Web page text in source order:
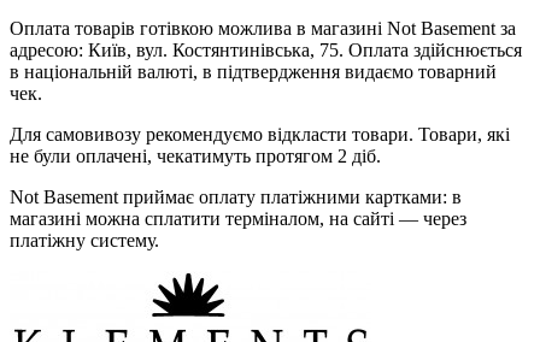
Оплата товарів готівкою можлива в магазині Not Basement за
адресою: Київ, вул. Костянтинівська, 75. Оплата здійснюється
в національній валюті, в підтвердження видаємо товарний
чек.
Для самовивозу рекомендуємо відкласти товари. Товари, які
не були оплачені, чекатимуть протягом 2 діб.
Not Basement приймає оплату платіжними картками: в
магазині можна сплатити терміналом, на сайті — через
платіжну систему.